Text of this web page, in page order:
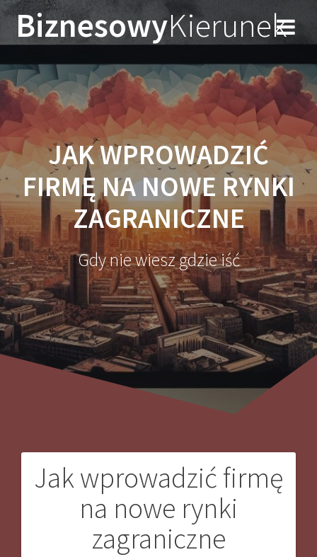
Przejdź
do
treści
BiznesowyKierunek
JAK WPROWADZIĆ
FIRMĘ NA NOWE RYNKI
ZAGRANICZNE
Gdy nie wiesz gdzie iść
Jak wprowadzić firmę
na nowe rynki
zagraniczne
Nawigacja
wpisu